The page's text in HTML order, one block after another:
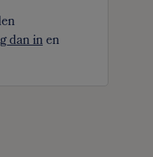
dan inen